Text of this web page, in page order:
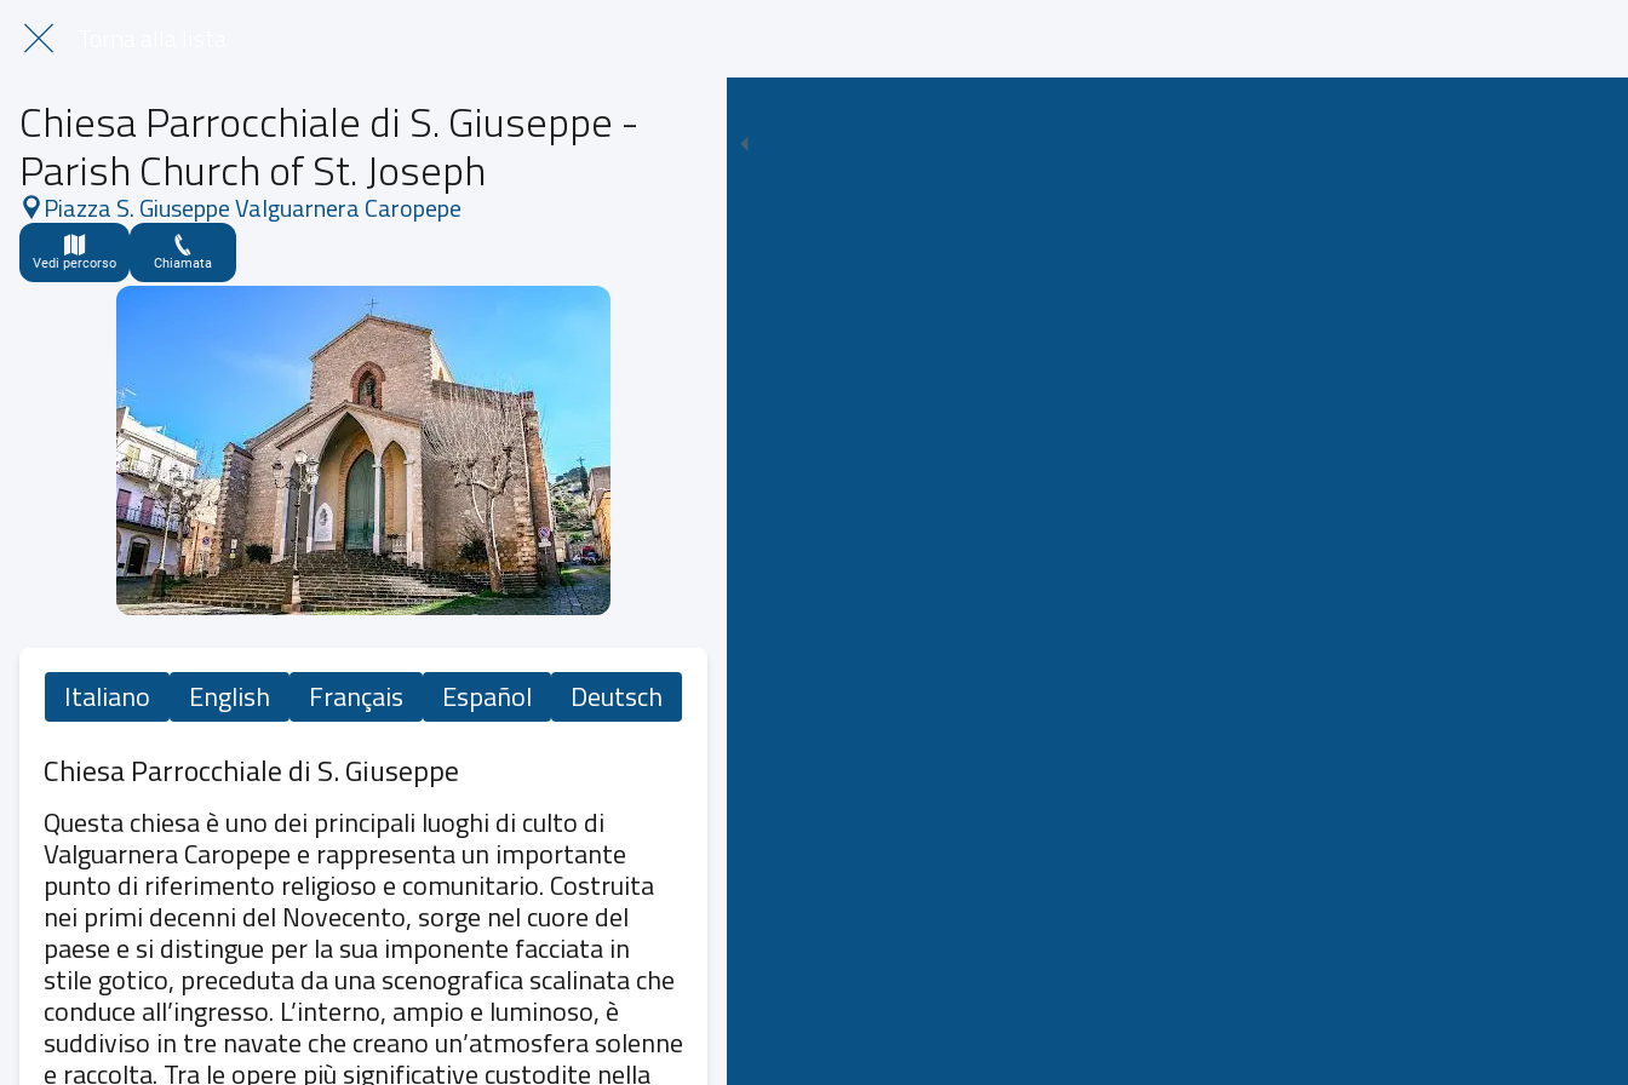
Chiesa Parrocchiale di S. Giuseppe -
Parish Church of St. Joseph
Piazza S. Giuseppe Valguarnera Caropepe
Vedi percorso Chiamata
Italiano English Français Español Deutsch
Chiesa Parrocchiale di S. Giuseppe
Questa chiesa è uno dei principali luoghi di culto di
Valguarnera Caropepe e rappresenta un importante
punto di riferimento religioso e comunitario. Costruita
nei primi decenni del Novecento, sorge nel cuore del
paese e si distingue per la sua imponente facciata in
stile gotico, preceduta da una scenografica scalinata che
conduce all’ingresso. L’interno, ampio e luminoso, è
suddiviso in tre navate che creano un’atmosfera solenne
e raccolta. Tra le opere più significative custodite nella